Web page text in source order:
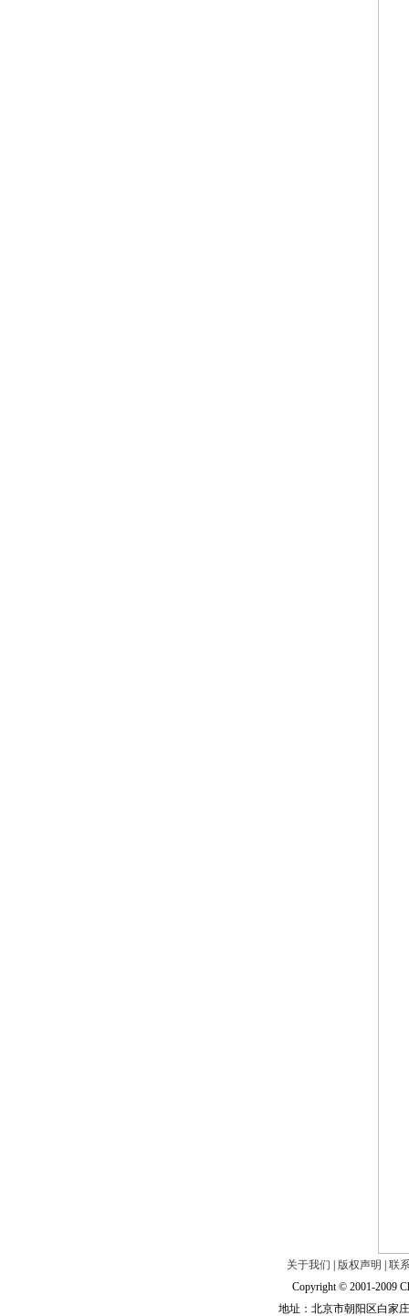
关于我们 版权声明
联
Copyright © 2001-2009
地址：北京市朝阳区白家